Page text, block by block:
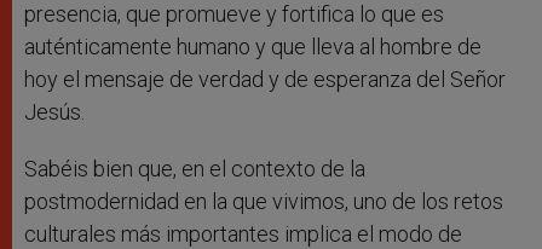
presencia, que promueve y fortifica lo que es
auténticamente humano y que lleva al hombre de
hoy el mensaje de verdad y de esperanza del Señor
Jesús.
Sabéis bien que, en el contexto de la
postmodernidad en la que vivimos, uno de los retos
culturales más importantes implica el modo de